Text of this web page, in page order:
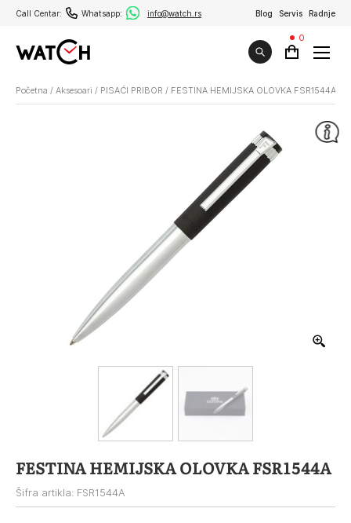
Call Centar: Whatsapp: info@watch.rs Blog Servis Radnje
0
Početna / Aksesoari / PISAĆI PRIBOR / FESTINA HEMIJSKA OLOVKA FSR1544A
FESTINA HEMIJSKA OLOVKA FSR1544A
Šifra artikla: FSR1544A